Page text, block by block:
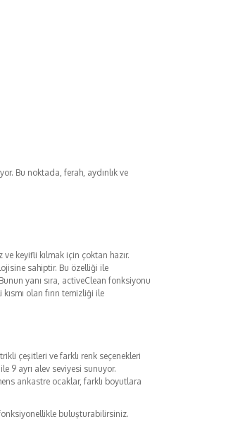
Bu noktada, ferah, aydınlık ve
keyifli kılmak için çoktan hazır.
sahiptir. Bu özelliği ile
yanı sıra, activeClean fonksiyonu
olan fırın temizliği ile
çeşitleri ve farklı renk seçenekleri
9 ayrı alev seviyesi sunuyor.
ankastre ocaklar, farklı boyutlara
buluşturabilirsiniz.